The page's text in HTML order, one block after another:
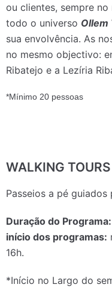
ou clientes, sempre
todo o universo Ollem
sua envolvência. As
no mesmo objectivo:
Ribatejo e a Lezíria
*Mínimo 20 pessoas
WALKING
Passeios a pé
Duração do Programa:
início dos programas:
16h.
*Início no Largo do